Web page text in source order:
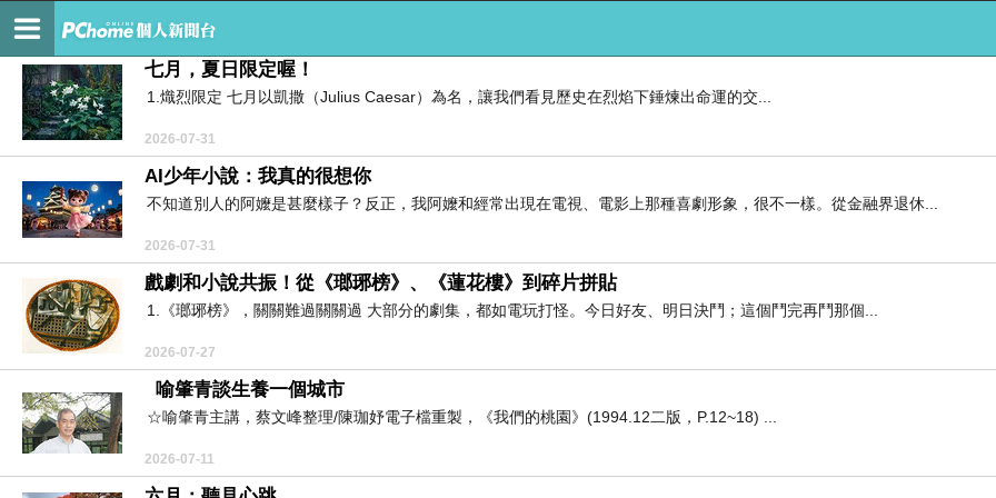
黃秋芳的巨蟹座水國
七月，夏日限定喔！
1.熾烈限定 七月以凱撒（Julius Caesar）為名，讓我們看見歷史在烈焰下錘煉出命運的交...
2026-07-31
AI少年小說：我真的很想你
不知道別人的阿嬤是甚麼樣子？反正，我阿嬤和經常出現在電視、電影上那種喜劇形象，很不一樣。從金融界退休...
2026-07-31
戲劇和小說共振！從《瑯琊榜》、《蓮花樓》到碎片拼貼
1.《瑯琊榜》，關關難過關關過 大部分的劇集，都如電玩打怪。今日好友、明日決鬥；這個鬥完再鬥那個...
2026-07-27
喻肇青談生養一個城市
☆喻肇青主講，蔡文峰整理/陳珈妤電子檔重製，《我們的桃園》(1994.12二版，P.12~18) ...
2026-07-11